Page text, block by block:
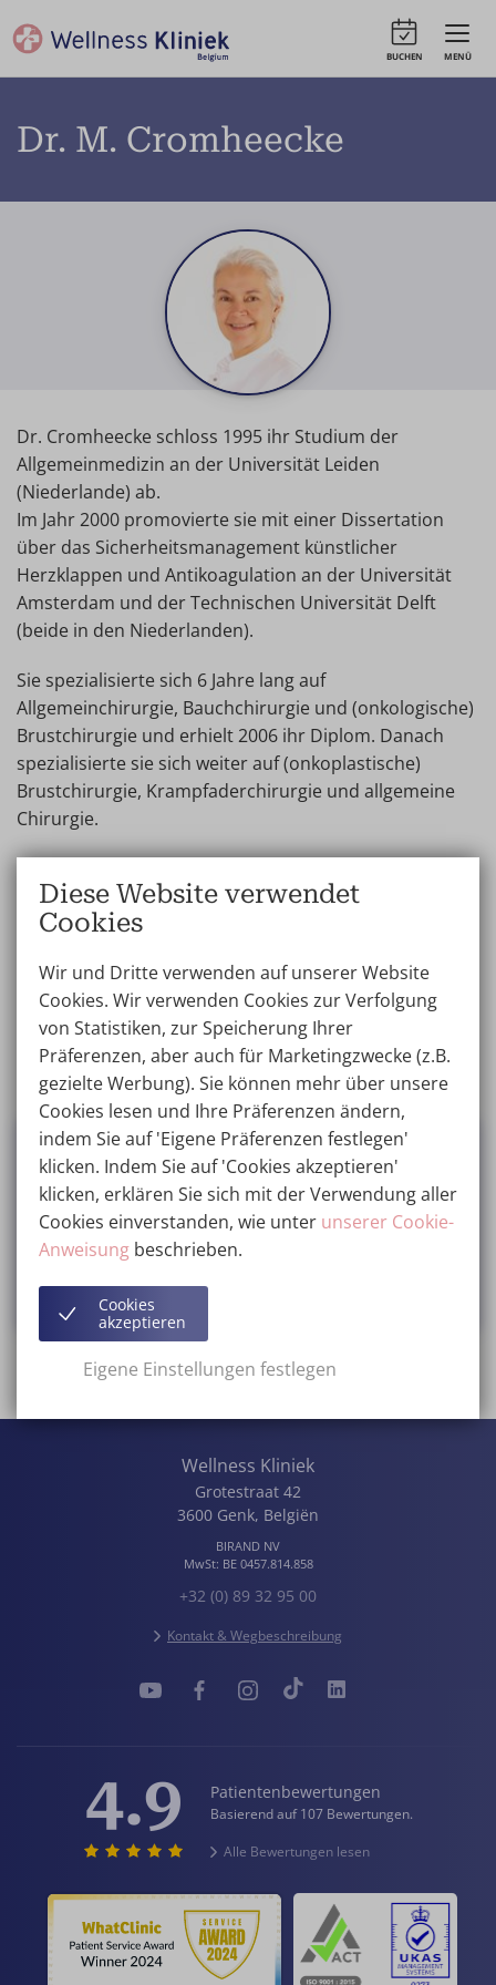
MENÜ
BUCHEN
Dr. M. Cromheecke
Dr. Cromheecke schloss 1995 ihr Studium der
Allgemeinmedizin an der Universität Leiden
(Niederlande) ab.
Im Jahr 2000 promovierte sie mit einer Dissertation
über das Sicherheitsmanagement künstlicher
Herzklappen und Antikoagulation an der Universität
Amsterdam und der Technischen Universität Delft
(beide in den Niederlanden).
Sie spezialisierte sich 6 Jahre lang auf
Allgemeinchirurgie, Bauchchirurgie und (onkologische)
Brustchirurgie und erhielt 2006 ihr Diplom. Danach
spezialisierte sie sich weiter auf (onkoplastische)
Brustchirurgie, Krampfaderchirurgie und allgemeine
Chirurgie.
Englisch.
Kontakt
Das gesamte Team anzeigen
Marzena
Brustvergrößerung
Diese Rezension ansehen auf Google
Alle Bewertungen lesen
Wellness Kliniek
Grotestraat 42
3600 Genk, Belgiën
BIRAND NV
MwSt: BE 0457.814.858
+32 (0) 89 32 95 00
Kontakt & Wegbeschreibung
4.9 Patientenbewertungen
Basierend auf 107 Bewertungen.
Alle Bewertungen lesen
Diese Website verwendet
Cookies
Wir und Dritte verwenden auf unserer Website
Cookies. Wir verwenden Cookies zur Verfolgung
von Statistiken, zur Speicherung Ihrer
Präferenzen, aber auch für Marketingzwecke (z.B.
gezielte Werbung). Sie können mehr über unsere
Cookies lesen und Ihre Präferenzen ändern,
indem Sie auf 'Eigene Präferenzen festlegen'
klicken. Indem Sie auf 'Cookies akzeptieren'
klicken, erklären Sie sich mit der Verwendung aller
Cookies einverstanden, wie unter unserer Cookie-
Anweisungbeschrieben.
Cookies
akzeptieren
Eigene Einstellungen festlegen